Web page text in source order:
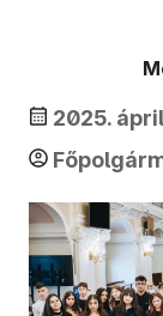
2025.